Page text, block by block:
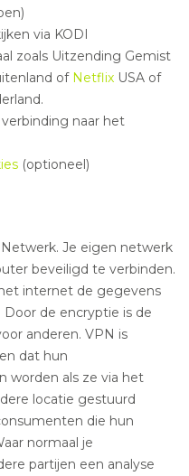
via KODI
zoals Uitzending Gemist
of Netflix USA of
naar het
(optioneel)
Je eigen netwerk
beveiligd te verbinden.
internet de gegevens
de encryptie is de
anderen. VPN is
dat hun
worden als ze via het
locatie gestuurd
die hun
normaal je
partijen een analyse